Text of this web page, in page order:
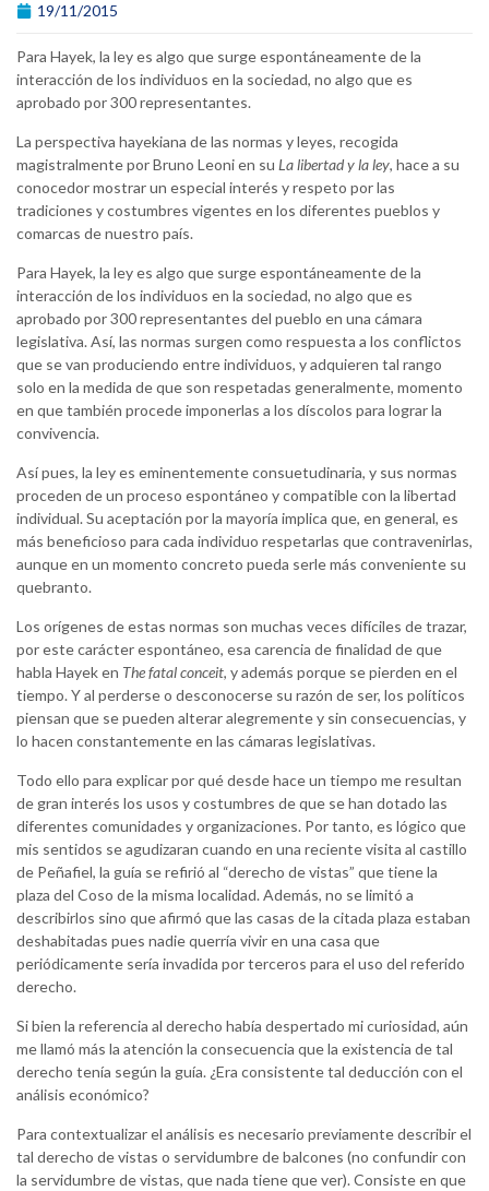
19/11/2015
Para Hayek, la ley es algo que surge espontáneamente de la
interacción de los individuos en la sociedad, no algo que es
aprobado por 300 representantes.
La perspectiva hayekiana de las normas y leyes, recogida
magistralmente por Bruno Leoni en su La libertad y la ley, hace a su
conocedor mostrar un especial interés y respeto por las
tradiciones y costumbres vigentes en los diferentes pueblos y
comarcas de nuestro país.
Para Hayek, la ley es algo que surge espontáneamente de la
interacción de los individuos en la sociedad, no algo que es
aprobado por 300 representantes del pueblo en una cámara
legislativa. Así, las normas surgen como respuesta a los conflictos
que se van produciendo entre individuos, y adquieren tal rango
solo en la medida de que son respetadas generalmente, momento
en que también procede imponerlas a los díscolos para lograr la
convivencia.
Así pues, la ley es eminentemente consuetudinaria, y sus normas
proceden de un proceso espontáneo y compatible con la libertad
individual. Su aceptación por la mayoría implica que, en general, es
más beneficioso para cada individuo respetarlas que contravenirlas,
aunque en un momento concreto pueda serle más conveniente su
quebranto.
Los orígenes de estas normas son muchas veces difíciles de trazar,
por este carácter espontáneo, esa carencia de finalidad de que
habla Hayek en The fatal conceit, y además porque se pierden en el
tiempo. Y al perderse o desconocerse su razón de ser, los políticos
piensan que se pueden alterar alegremente y sin consecuencias, y
lo hacen constantemente en las cámaras legislativas.
Todo ello para explicar por qué desde hace un tiempo me resultan
de gran interés los usos y costumbres de que se han dotado las
diferentes comunidades y organizaciones. Por tanto, es lógico que
mis sentidos se agudizaran cuando en una reciente visita al castillo
de Peñafiel, la guía se refirió al “derecho de vistas” que tiene la
plaza del Coso de la misma localidad. Además, no se limitó a
describirlos sino que afirmó que las casas de la citada plaza estaban
deshabitadas pues nadie querría vivir en una casa que
periódicamente sería invadida por terceros para el uso del referido
derecho.
Si bien la referencia al derecho había despertado mi curiosidad, aún
me llamó más la atención la consecuencia que la existencia de tal
derecho tenía según la guía. ¿Era consistente tal deducción con el
análisis económico?
Para contextualizar el análisis es necesario previamente describir el
tal derecho de vistas o servidumbre de balcones (no confundir con
la servidumbre de vistas, que nada tiene que ver). Consiste en que